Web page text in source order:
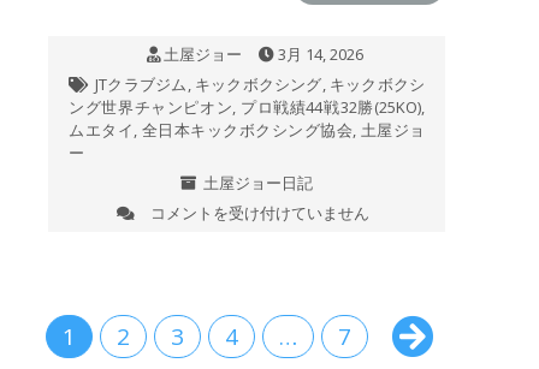
土屋ジョー
3月 14, 2026
JTクラブジム, キックボクシング, キックボクシ
ング世界チャンピオン, プロ戦績44戦32勝(25KO),
ムエタイ, 全日本キックボクシング協会, 土屋ジョ
ー
土屋ジョー日記
今
ラ
ブ
コメントを受け付けていません
1 2 3 4 … 7